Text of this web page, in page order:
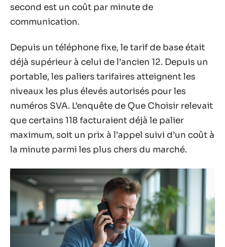
second est un coût par minute de
communication.
Depuis un téléphone fixe, le tarif de base était
déjà supérieur à celui de l’ancien 12. Depuis un
portable, les paliers tarifaires atteignent les
niveaux les plus élevés autorisés pour les
numéros SVA. L’enquête de Que Choisir relevait
que certains 118 facturaient déjà le palier
maximum, soit un prix à l’appel suivi d’un coût à
la minute parmi les plus chers du marché.